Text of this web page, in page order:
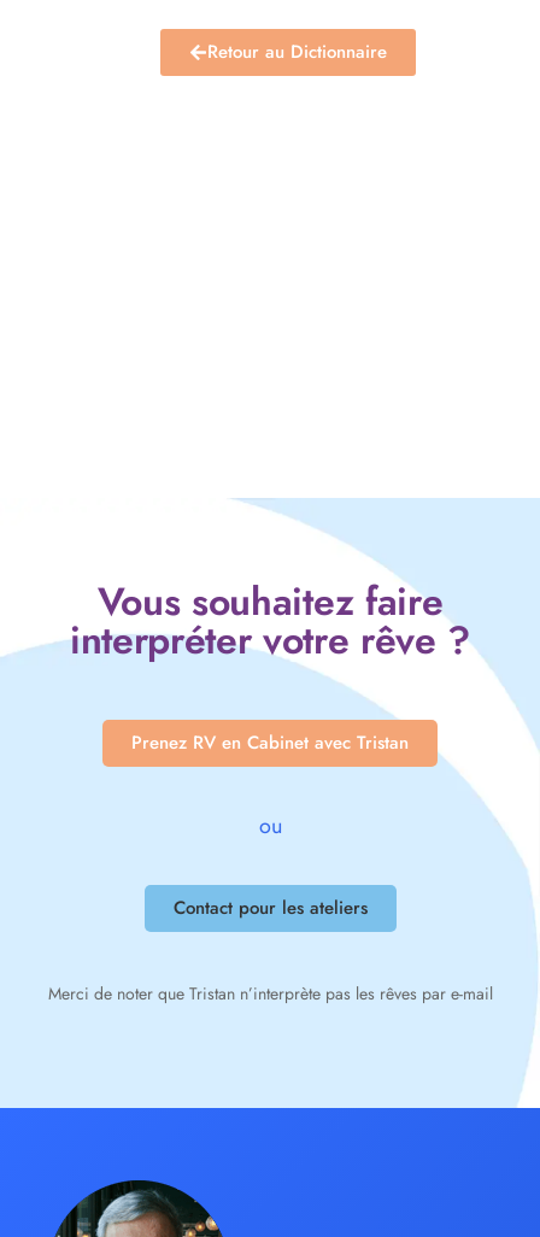
Retour au Dictionnaire
Vous souhaitez faire
interpréter votre rêve ?
Prenez RV en Cabinet avec Tristan
ou
Contact pour les ateliers
Merci de noter que Tristan n’interprète pas les rêves par e-mail